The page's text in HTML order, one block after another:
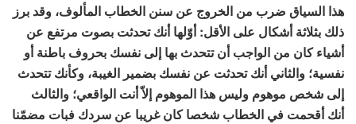
هذا السياق ضرب من الخروج عن سنن الخطاب المألوف، وقد برز
ذلك بثلاثة أشكال على الأقل: أوّلها أنك تحدثت بصوت مرتفع عن
أشياء كان من الواجب أن تتحدث بها إلى نفسك بحروف باطنة أو
نفسية؛ والثاني أنك تحدثت عن نفسك بضمير الغيبة، وكأنك تتحدث
إلى شخص موهوم وليس هذا الموهوم إلاّ أنت الواقعي؛ والثالث
أنك أقحمت في الخطاب شخصا كان غريبا عن سردك فبات مضمّنا